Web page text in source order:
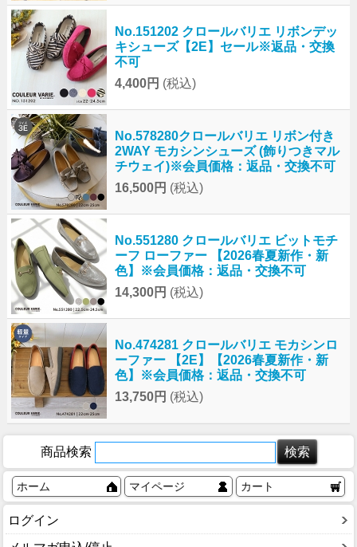
No.151202 クロールバリエ リボンデッ
キシューズ【2E】セール※返品・交換
不可
4,400円 (税込)
No.578280クロールバリエ リボン付き
2WAY モカシンシューズ (飾りつきマル
チウェイ)※会員価格：返品・交換不可
16,500円 (税込)
No.551280 クロールバリエ ビットモチ
ーフ ローファー 【2026春夏新作・新
色】※会員価格：返品・交換不可
14,300円 (税込)
No.474281 クロールバリエ モカシンロ
ーファー 【2E】【2026春夏新作・新
色】※会員価格：返品・交換不可
13,750円 (税込)
商品検索
ホーム マイページ カート
ログイン